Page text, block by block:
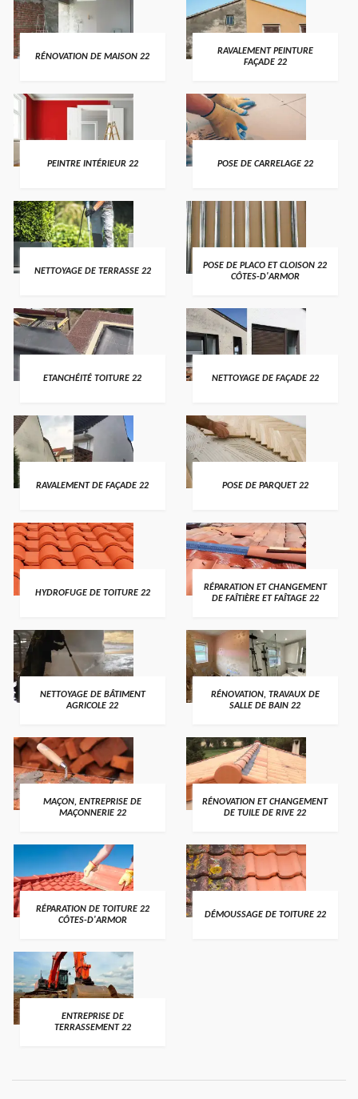
RÉNOVATION DE MAISON 22
RAVALEMENT PEINTURE
FAÇADE 22
PEINTRE INTÉRIEUR 22 POSE DE CARRELAGE 22
NETTOYAGE DE TERRASSE 22
POSE DE PLACO ET CLOISON 22
CÔTES-D'ARMOR
ETANCHÉITÉ TOITURE 22 NETTOYAGE DE FAÇADE 22
RAVALEMENT DE FAÇADE 22 POSE DE PARQUET 22
HYDROFUGE DE TOITURE 22
RÉPARATION ET CHANGEMENT
DE FAÎTIÈRE ET FAÎTAGE 22
NETTOYAGE DE BÂTIMENT
AGRICOLE 22
RÉNOVATION, TRAVAUX DE
SALLE DE BAIN 22
MAÇON, ENTREPRISE DE
MAÇONNERIE 22
RÉNOVATION ET CHANGEMENT
DE TUILE DE RIVE 22
RÉPARATION DE TOITURE 22
CÔTES-D'ARMOR
DÉMOUSSAGE DE TOITURE 22
ENTREPRISE DE
TERRASSEMENT 22